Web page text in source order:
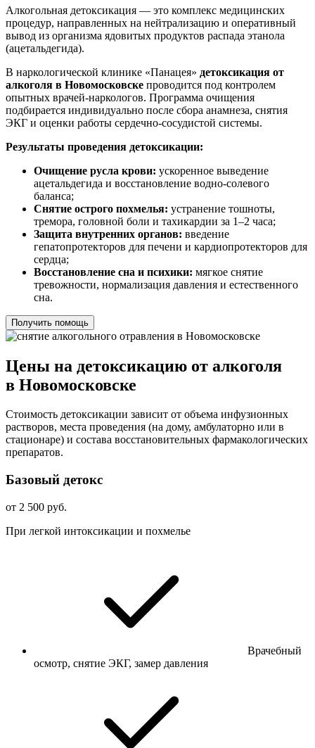
Алкогольная детоксикация — это комплекс медицинских
процедур, направленных на нейтрализацию и оперативный
вывод из организма ядовитых продуктов распада этанола
(ацетальдегида).
В наркологической клинике «Панацея» детоксикация от
алкоголя в Новомосковске проводится под контролем
опытных врачей-наркологов. Программа очищения
подбирается индивидуально после сбора анамнеза, снятия
ЭКГ и оценки работы сердечно-сосудистой системы.
Результаты проведения детоксикации:
Очищение русла крови: ускоренное выведение
ацетальдегида и восстановление водно-солевого
баланса;
Снятие острого похмелья: устранение тошноты,
тремора, головной боли и тахикардии за 1–2 часа;
Защита внутренних органов: введение
гепатопротекторов для печени и кардиопротекторов для
сердца;
Восстановление сна и психики: мягкое снятие
тревожности, нормализация давления и естественного
сна.
Получить помощь
Цены на детоксикацию от алкоголя
в Новомосковске
Стоимость детоксикации зависит от объема инфузионных
растворов, места проведения (на дому, амбулаторно или в
стационаре) и состава восстановительных фармакологических
препаратов.
Базовый детокс
от 2 500 руб.
При легкой интоксикации и похмелье
Врачебный
осмотр, снятие ЭКГ, замер давления